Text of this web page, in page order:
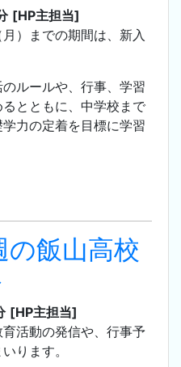
[HP主担当]
）までの期間は、新入
ルールや、行事、学習
とともに、中学校まで
力の定着を目標に学習
飯山高校
[HP主担当]
活動の発信や、行事予
ります。